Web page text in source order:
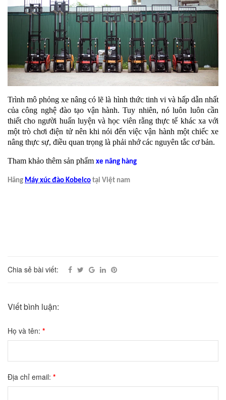
Trình mô phỏng xe nâng có lẽ là hình thức tinh vi và hấp dẫn nhất
của công nghệ đào tạo vận hành. Tuy nhiên, nó luôn luôn cần
thiết cho người huấn luyện và học viên rằng thực tế khác xa với
một trò chơi điện tử nên khi nói đến việc vận hành một chiếc xe
nâng thực sự, điều quan trọng là phải nhớ các nguyên tắc cơ bản.
Tham khảo thêm sản phẩm xe nâng hàng
Hãng Máy xúc đào Kobelco tại Việt nam
Chia sẻ bài viết:
Viết bình luận:
Họ và tên: *
Địa chỉ email: *